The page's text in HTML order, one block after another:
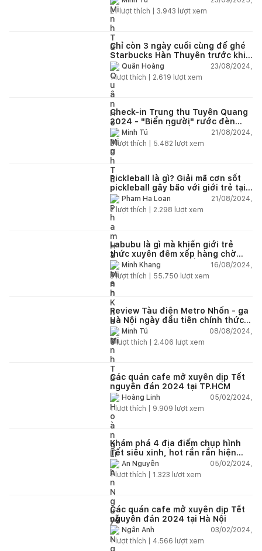
21 lượt thích | 3.943 lượt xem
Chỉ còn 3 ngày cuối cùng để ghé
Starbucks Hàn Thuyên trước khi
quán đóng cửa vào 26/8
Quân Hoàng
23/08/2024,
1lượt thích | 2.619 lượt xem
Check-in Trung thu Tuyên Quang
2024 - "Biển người" rước đèn
Trung Thu khổng lồ thu hút hàng
ngàn du khách
Minh Tú
21/08/2024,
2lượt thích | 5.482 lượt xem
Pickleball là gì? Giải mã cơn sốt
pickleball gây bão với giới trẻ tại
Việt Nam
Pham Ha Loan
21/08/2024,
2lượt thích | 2.298 lượt xem
Labubu là gì mà khiến giới trẻ
thức xuyên đêm xếp hàng chờ
mua? Giải mã cơn sốt Labubu?
Minh Khang
16/08/2024,
3lượt thích | 55.750 lượt xem
Review Tàu điện Metro Nhổn - ga
Hà Nội ngày đầu tiên chính thức
vận hành
Minh Tú
08/08/2024,
4lượt thích | 2.406 lượt xem
Các quán cafe mở xuyên dịp Tết
nguyên đán 2024 tại TP.HCM
Hoàng Linh
05/02/2024,
1lượt thích | 9.909 lượt xem
Khám phá 4 địa điểm chụp hình
Tết siêu xinh, hot rần rần hiện
nayAn Nguyễn
05/02/2024,
1lượt thích | 1.323 lượt xem
Các quán cafe mở xuyên dịp Tết
nguyên đán 2024 tại Hà Nội
Ngân Anh
03/02/2024,
1lượt thích | 4.566 lượt xem